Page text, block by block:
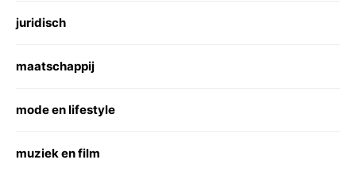
juridisch
maatschappij
mode en lifestyle
muziek en film